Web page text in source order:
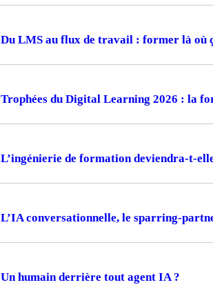
Du LMS au flux de travail : former là où
Trophées du Digital Learning 2026 : la
L’ingénierie de formation deviendra-t-
L’IA conversationnelle, le sparring-
Un humain derrière tout agent IA ?